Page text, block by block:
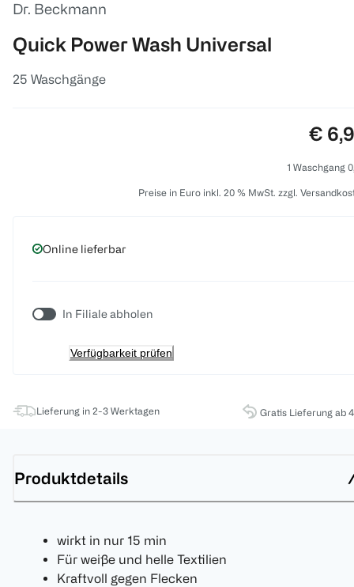
Dr. Beckmann
Quick Power Wash Universal
25 Waschgänge
€
1 Waschgang
Preise in Euro inkl. 20 % MwSt. zzgl.
Online lieferbar
In Filiale abholen
Verfügbarkeit prüfen
Lieferung in 2-3 Werktagen Gratis Lieferung ab
Produktdetails
wirkt in nur 15 min
Für weiße und helle Textilien
Kraftvoll gegen Flecken